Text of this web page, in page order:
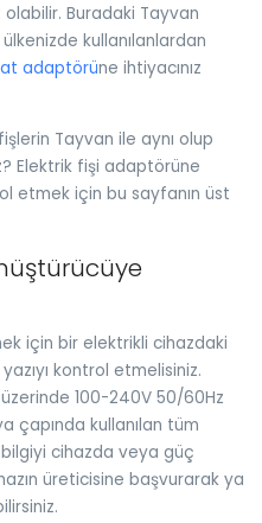
Buradaki Tayvan
kullanılanlardan
adaptörüne ihtiyacınız
Tayvan ile aynı olup
Elektrik fişi adaptörüne
etmek için bu sayfanın üst
için bir elektrikli cihazdaki
kontrol etmelisiniz.
100-240V 50/60Hz
çapında kullanılan tüm
cihazda veya güç
üreticisine başvurarak ya